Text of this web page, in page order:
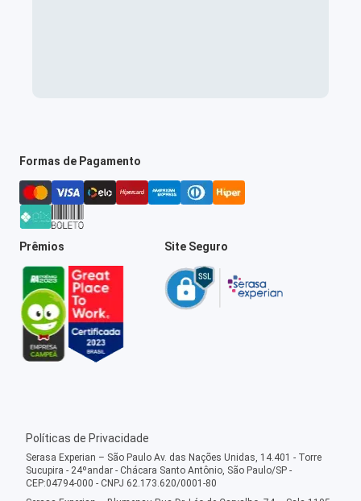
Formas de Pagamento
Prêmios Site Seguro
Políticas de Privacidade
Serasa Experian – São Paulo Av. das Nações Unidas, 14.401 - Torre
Sucupira - 24ºandar - Chácara Santo Antônio, São Paulo/SP -
CEP:04794-000 - CNPJ 62.173.620/0001-80